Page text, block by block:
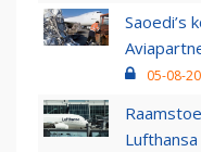
Saoedi’s
05-08-